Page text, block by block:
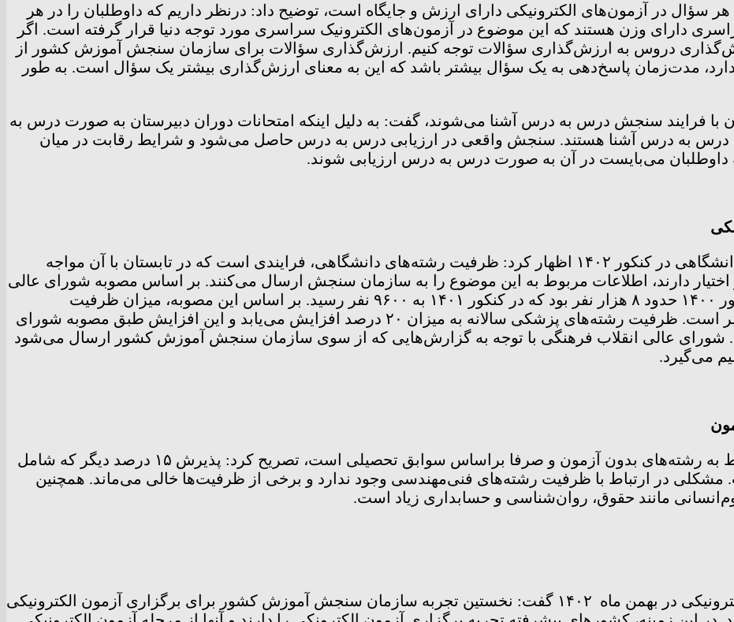
هر سؤال در آزمون‌های الکترونیکی دارای ارزش و جایگاه است، توضیح داد: درنظر داریم که داوطلبان را در هر
دارای وزن هستند که این موضوع در آزمون‌های الکترونیک سراسری مورد توجه دنیا قرار گرفته است. اگر
دروس به ارزش‌گذاری سؤالات توجه کنیم. ارزش‌گذاری سؤالات برای سازمان سنجش آموزش کشور از
دارد، مدت‌زمان پاسخ‌دهی به یک سؤال بیشتر باشد که این به معنای ارزش‌گذاری بیشتر یک سؤال است. به طور
با فرایند سنجش درس به درس آشنا می‌شوند، گفت: به دلیل اینکه امتحانات دوران دبیرستان به صورت درس به
به درس آشنا هستند. سنجش واقعی در ارزیابی درس به درس حاصل می‌شود و شرایط رقابت در میان
می‌بایست در آن به صورت درس به درس ارزیابی شوند.
دکتر پورعباس درباره افزایش ظرفیت‌ رشته‌های دانشگاهی در کنکور ۱۴۰۲ اظهار کرد: ظرفیت رشته‌های دانشگاهی، فرایندی است که در تابستان با آن مواجه
دارند، اطلاعات مربوط به این موضوع را به سازمان سنجش ارسال می‌کنند. بر اساس مصوبه شورای عالی
انقلاب فرهنگی، ظرفیت رشته‌های پزشکی در کنکور ۱۴۰۰ حدود ۸ هزار نفر بود که در کنکور ۱۴۰۱ به ۹۶۰۰ نفر رسید. بر اساس این مصوبه، میزان ظرفیت
رشته‌های پزشکی در کنکور ۱۴۰۲ حدود ۱۱ هزار نفر است. ظرفیت رشته‌های پزشکی سالانه به میزان ۲۰ درصد افزایش می‌یابد و این افزایش طبق مصوبه شورای
به مدت ۵ سال اجرا می‌شود. شورای عالی انقلاب فرهنگی با توجه به گزارش‌هایی که از سوی سازمان سنجش آموزش کشور ارسال می‌شود
وی با بیان اینکه ۸۵ درصد پذیرش دانشگاه‌ها مربوط به رشته‌های بدون آزمون و صرفا براساس سوابق تحصیلی است، تصریح کرد: پذیرش ۱۵ درصد دیگر که شامل
در ارتباط با ظرفیت رشته‌های فنی‌مهندسی وجود ندارد و برخی از ظرفیت‌ها خالی می‌ماند. همچنین
مانند حقوق، روان‌شناسی و حسابداری زیاد است.
دکتر پورعباس درباره برگزاری آزمایشی کنکور الکترونیکی در بهمن ماه ۱۴۰۲ گفت: نخستین تجربه سازمان سنجش آموزش کشور برای برگزاری آزمون الکترونیکی